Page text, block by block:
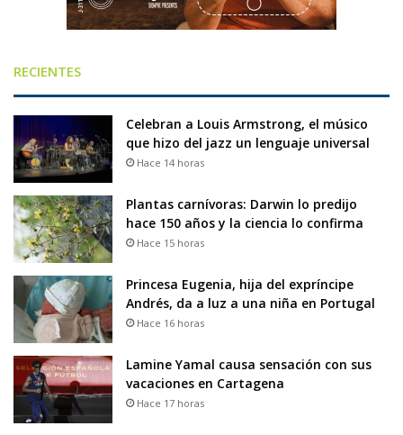
RECIENTES
Celebran a Louis Armstrong, el músico
que hizo del jazz un lenguaje universal
Hace 14 horas
Plantas carnívoras: Darwin lo predijo
hace 150 años y la ciencia lo confirma
Hace 15 horas
Princesa Eugenia, hija del expríncipe
Andrés, da a luz a una niña en Portugal
Hace 16 horas
Lamine Yamal causa sensación con sus
vacaciones en Cartagena
Hace 17 horas